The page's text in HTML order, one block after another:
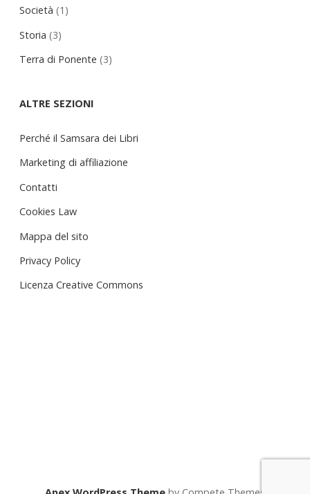
Società (1)
Storia (3)
Terra di Ponente (3)
ALTRE SEZIONI
Perché il Samsara dei Libri
Marketing di affiliazione
Contatti
Cookies Law
Mappa del sito
Privacy Policy
Licenza Creative Commons